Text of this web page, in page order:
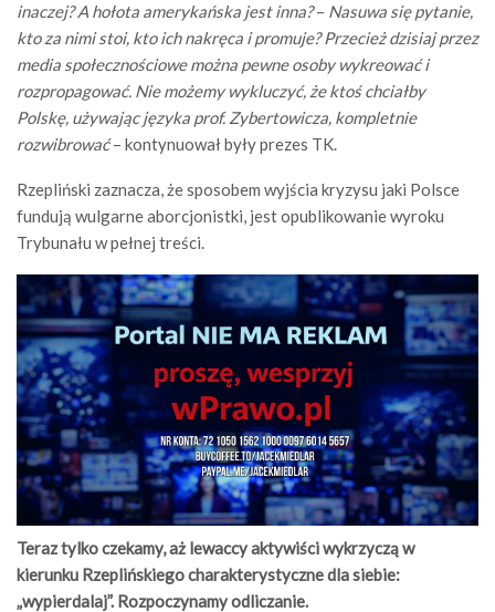
inaczej? A hołota amerykańska jest inna?– Nasuwa się pytanie,
kto za nimi stoi, kto ich nakręca i promuje? Przecież dzisiaj przez
media społecznościowe można pewne osoby wykreować i
rozpropagować. Nie możemy wykluczyć, że ktoś chciałby
Polskę, używając języka prof. Zybertowicza, kompletnie
rozwibrować– kontynuował były prezes TK.
Rzepliński zaznacza, że sposobem wyjścia kryzysu jaki Polsce
fundują wulgarne aborcjonistki, jest opublikowanie wyroku
Trybunału w pełnej treści.
Teraz tylko czekamy, aż lewaccy aktywiści wykrzyczą w
kierunku Rzeplińskiego charakterystyczne dla siebie:
„wypierdalaj”. Rozpoczynamy odliczanie.